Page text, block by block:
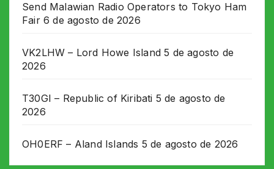
Send Malawian Radio Operators to Tokyo Ham
Fair 6 de agosto de 2026
VK2LHW – Lord Howe Island 5 de agosto de
2026
T30GI – Republic of Kiribati 5 de agosto de
2026
OH0ERF – Aland Islands 5 de agosto de 2026